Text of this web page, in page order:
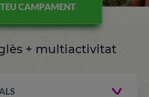
CAMPAMENT
+ multiactivitat